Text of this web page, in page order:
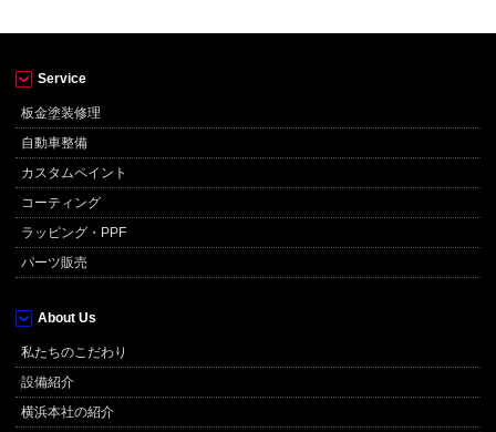
Service
板金塗装修理
自動車整備
カスタムペイント
コーティング
ラッピング・PPF
パーツ販売
About Us
私たちのこだわり
設備紹介
横浜本社の紹介